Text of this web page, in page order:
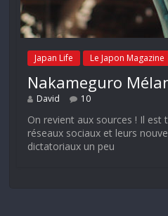
Japan Life Le Japon Magazine
Nakameguro
David 10
On revient aux sources ! Il est
réseaux sociaux et leurs
dictatoriaux un peu